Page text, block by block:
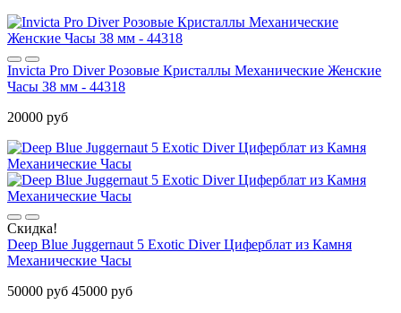
Invicta Pro Diver Розовые Кристаллы Механические Женские
Часы 38 мм - 44318
20000 руб
Скидка!
Deep Blue Juggernaut 5 Exotic Diver Циферблат из Камня
Механические Часы
50000 руб 45000 руб